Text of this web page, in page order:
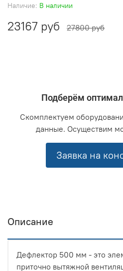
Наличие: В наличии
23167 руб 27800 руб
Подберём
Скомплектуем
данные. Осуществим
Заявка на
Описание
Дефлектор 500 мм - это
приточно вытяжной